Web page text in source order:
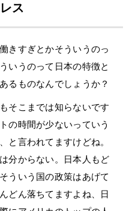
ス
きすぎとかそういうのっ
いうのって日本の特徴と
るものなんでしょうか？
そこまでは知らないです
の時間が少ないっていう
と言われてますけどね。
分からない。日本人もど
ういう国の政策はあげて
どん落ちてますよね、日